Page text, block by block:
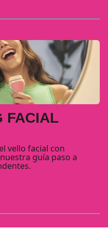
FACIAL
vello facial con
guía paso a